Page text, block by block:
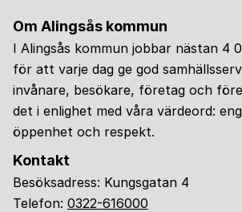
Om Alingsås kommun
I Alingsås kommun jobbar nästan 4
för att varje dag ge god
invånare, besökare, företag och
det i enlighet med våra värdeord:
öppenhet och respekt.
Kontakt
Besöksadress: Kungsgatan 4
Telefon: 0322-616000